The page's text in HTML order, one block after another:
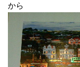
から